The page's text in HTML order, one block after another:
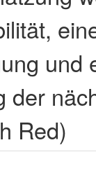
und
der
Red)